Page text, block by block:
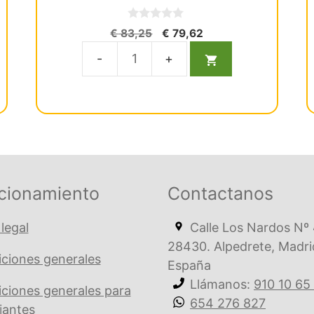
0
d
5
€83,25
El
original
era:
€ 79,62
actual
es:
Electroválvula
generales
generales para
Contactanos
Calle Los Nardos Nº
28430. Alpedrete,
España
Llámanos: 910 10 65
654 276 827